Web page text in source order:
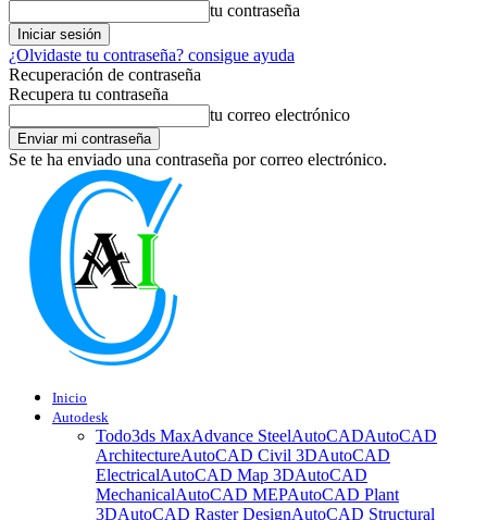
tu contraseña
¿Olvidaste tu contraseña? consigue ayuda
Recuperación de contraseña
Recupera tu contraseña
tu correo electrónico
Se te ha enviado una contraseña por correo electrónico.
Inicio
Autodesk
Todo3ds MaxAdvance SteelAutoCADAutoCAD
ArchitectureAutoCAD Civil 3DAutoCAD
ElectricalAutoCAD Map 3DAutoCAD
MechanicalAutoCAD MEPAutoCAD Plant
3DAutoCAD Raster DesignAutoCAD Structural